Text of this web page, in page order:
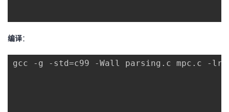
编译：
gcc -g -std=c99 -Wall parsing.c mpc.c -